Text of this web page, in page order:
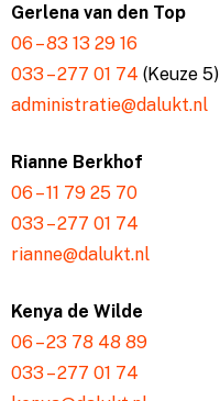
Gerlena van den Top
06 – 83 13 29 16
033 – 277 01 74 (Keuze 5)
administratie@dalukt.nl
Rianne Berkhof
06 – 11 79 25 70
033 – 277 01 74
rianne@dalukt.nl
Kenya de Wilde
06 – 23 78 48 89
033 – 277 01 74